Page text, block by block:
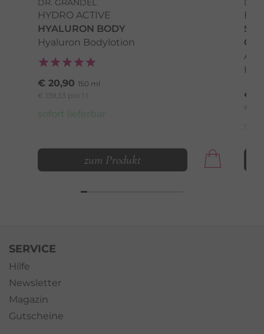
DR. GRANDEL
HYDRO ACTIVE
HYALURON BODY
Hyaluron Bodylotion
€ 20,90 150 ml
€ 139,33 pro 1 l
sofort lieferbar
zum Produkt
DR.
€
€
SERVICE
Hilfe
Newsletter
Magazin
Gutscheine